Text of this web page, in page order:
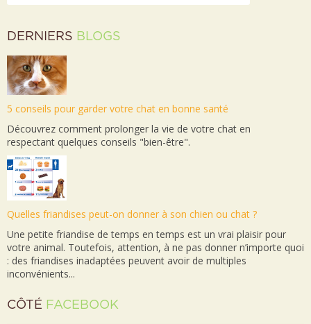
DERNIERS BLOGS
5 conseils pour garder votre chat en bonne santé
Découvrez comment prolonger la vie de votre chat en
respectant quelques conseils "bien-être".
Quelles friandises peut-on donner à son chien ou chat ?
Une petite friandise de temps en temps est un vrai plaisir pour
votre animal. Toutefois, attention, à ne pas donner n’importe quoi
: des friandises inadaptées peuvent avoir de multiples
inconvénients...
CÔTÉ FACEBOOK